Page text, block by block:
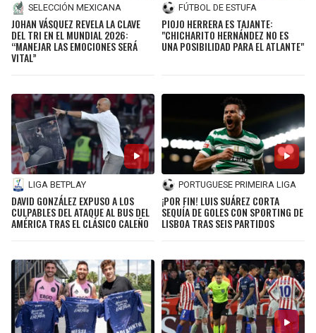
SELECCIÓN MEXICANA
JOHAN VÁSQUEZ REVELA LA CLAVE
DEL TRI EN EL MUNDIAL 2026:
“MANEJAR LAS EMOCIONES SERÁ
VITAL”
FÚTBOL DE ESTUFA
PIOJO HERRERA ES TAJANTE:
"CHICHARITO HERNÁNDEZ NO ES
UNA POSIBILIDAD PARA EL ATLANTE"
LIGA BETPLAY
DAVID GONZÁLEZ EXPUSO A LOS
CULPABLES DEL ATAQUE AL BUS DEL
AMÉRICA TRAS EL CLÁSICO CALEÑO
PORTUGUESE PRIMEIRA LIGA
¡POR FIN! LUIS SUÁREZ CORTA
SEQUÍA DE GOLES CON SPORTING DE
LISBOA TRAS SEIS PARTIDOS